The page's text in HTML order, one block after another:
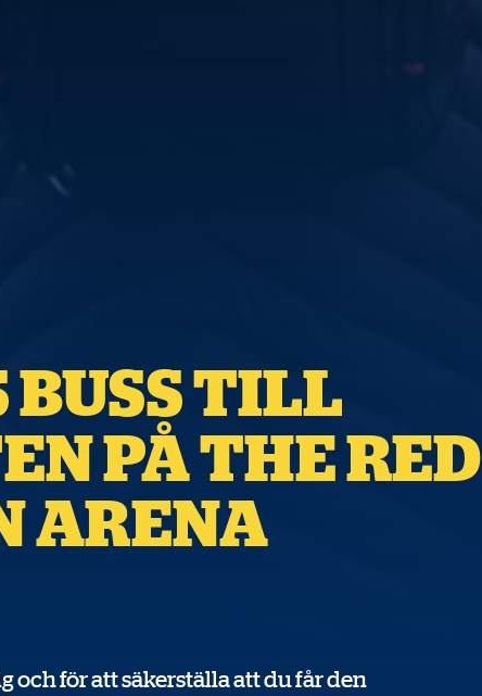
BUSS TILL
PÅ THE RED
ARENA
och för att säkerställa att du får den